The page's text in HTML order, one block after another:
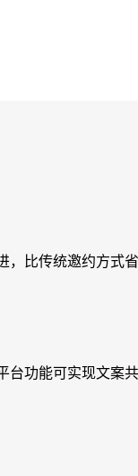
，比传统邀约方式
台功能可实现文案